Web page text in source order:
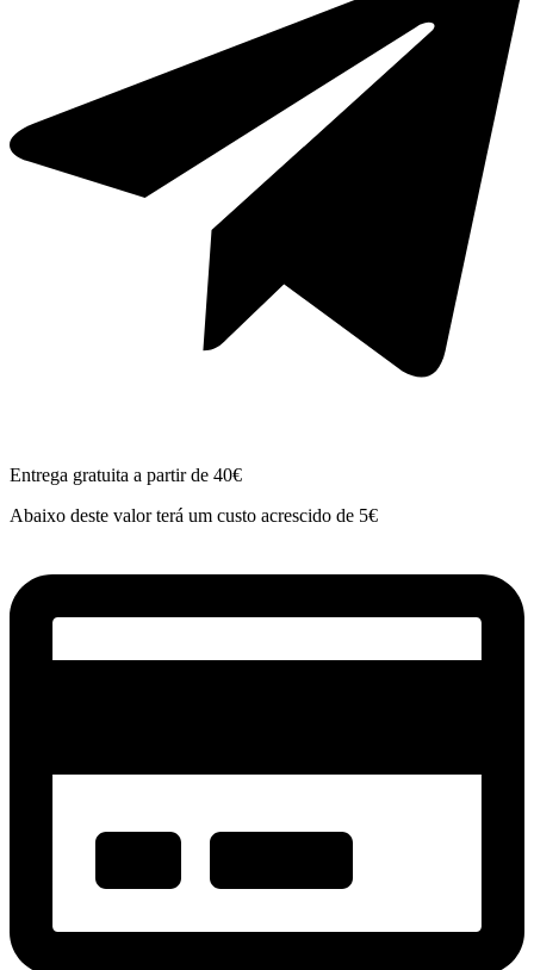
Entrega gratuita a partir de 40€
Abaixo deste valor terá um custo acrescido de 5€